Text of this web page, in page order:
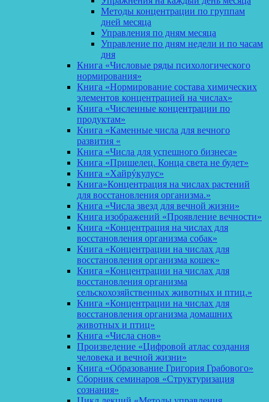
Методы концентрации по группам
дней месяца
Управления по дням месяца
Управление по дням недели и по часам
дня
Книга «Числовые ряды психологического
нормирования»
Книга «Нормирование состава химических
элементов концентрацией на числах»
Книга «Численные концентрации по
продуктам»
Книга «Каменные числа для вечного
развития «
Книга «Числа для успешного бизнеса»
Книга «Пришелец. Конца света не будет»
Книга «Хайрýкулус»
Книга»Концентрация на числах растений
для восстановления организма.»
Книга «Числа звезд для вечной жизни»
Книга изображений «Проявление вечности»
Книга «Концентрация на числах для
восстановления организма собак»
Книга «Концентрации на числах для
восстановления организма кошек»
Книга «Концентрации на числах для
восстановления организма
сельскохозяйственных животных и птиц.»
Книга «Концентрации на числах для
восстановления организма домашних
животных и птиц»
Книга «Числа снов»
Произведение «Цифровой атлас создания
человека и вечной жизни»
Книга «Образование Григория Грабового»
Сборник семинаров «Структуризация
сознания»